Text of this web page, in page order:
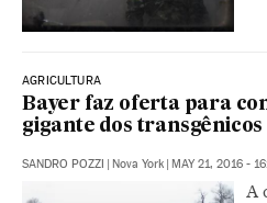
AGRICULTURA
Bayer faz oferta para
gigante dos transgênicos
SANDRO POZZI Nova York MAY 21, 2016 -
A